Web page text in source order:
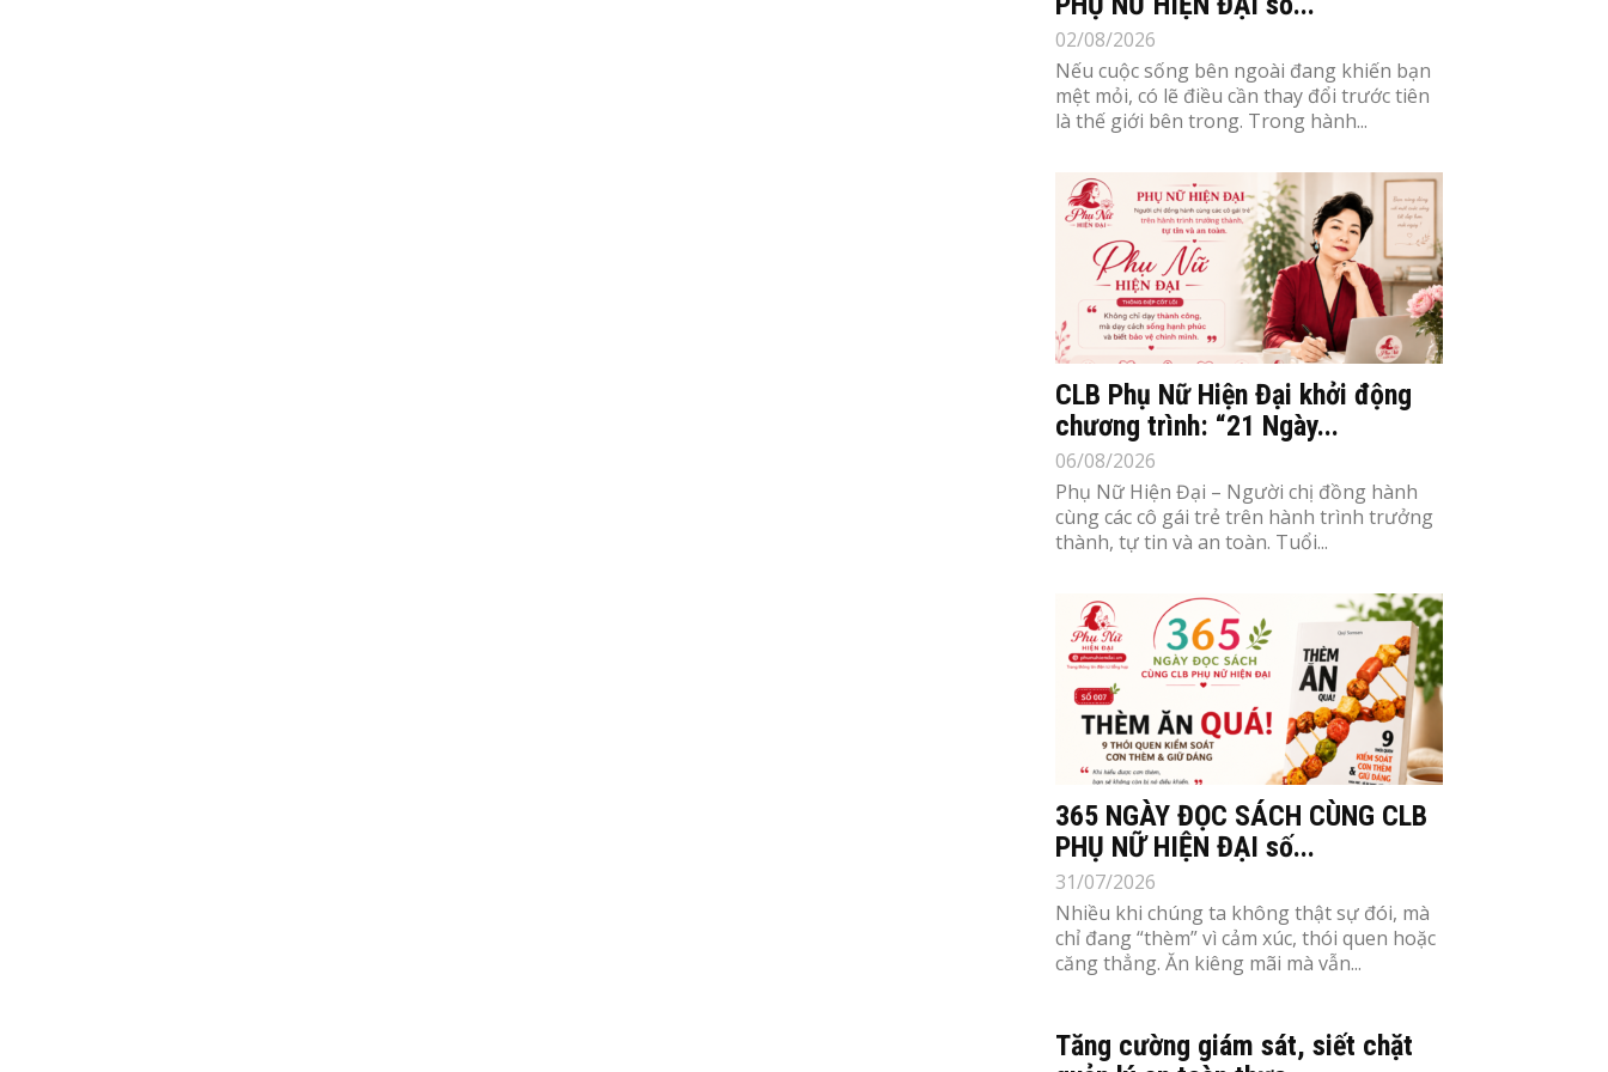
02/08/2026
Nếu cuộc sống bên ngoài đang khiến bạn
mệt mỏi, có lẽ điều cần thay đổi trước tiên
là thế giới bên trong. Trong hành...
CLB Phụ Nữ Hiện Đại khởi động
chương trình: “21 Ngày...
06/08/2026
Phụ Nữ Hiện Đại – Người chị đồng hành
cùng các cô gái trẻ trên hành trình trưởng
thành, tự tin và an toàn. Tuổi...
365 NGÀY ĐỌC SÁCH CÙNG CLB
PHỤ NỮ HIỆN ĐẠI số...
31/07/2026
Nhiều khi chúng ta không thật sự đói, mà
chỉ đang “thèm” vì cảm xúc, thói quen hoặc
căng thẳng. Ăn kiêng mãi mà vẫn...
Tăng cường giám sát, siết chặt